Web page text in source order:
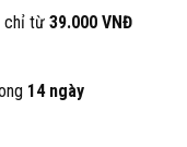
chỉ từ 39.000 VNĐ
14 ngày